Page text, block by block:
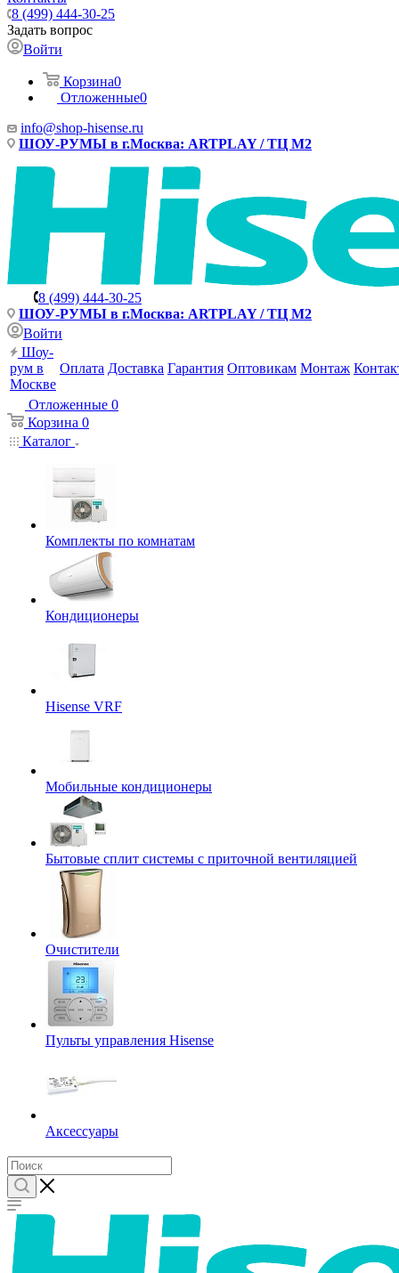
8 (499) 444-30-25
Задать вопрос
Войти
Корзина0
Отложенные0
info@shop-hisense.ru
ШОУ-РУМЫ в г.Москва: ARTPLAY / ТЦ М2
8 (499) 444-30-25
ШОУ-РУМЫ в г.Москва: ARTPLAY / ТЦ М2
Войти
Шоу-
рум в
Москве
Оплата Доставка Гарантия Оптовикам Монтаж
Отложенные 0
Корзина 0
Каталог
Комплекты по комнатам
Кондиционеры
Hisense VRF
Мобильные кондиционеры
Бытовые сплит системы с приточной вентиляцией
Очистители
Пульты управления Hisense
Аксессуары